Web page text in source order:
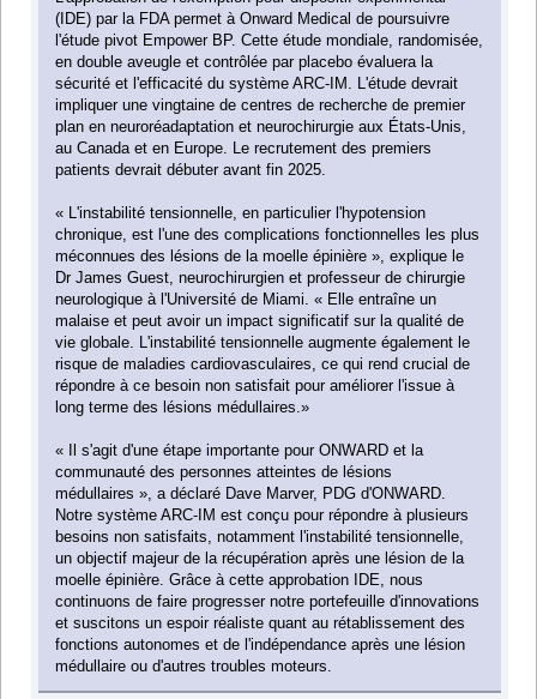
(IDE) par la FDA permet à Onward Medical de poursuivre
l'étude pivot Empower BP. Cette étude mondiale, randomisée,
en double aveugle et contrôlée par placebo évaluera la
sécurité et l'efficacité du système ARC-IM. L'étude devrait
impliquer une vingtaine de centres de recherche de premier
plan en neuroréadaptation et neurochirurgie aux États-Unis,
au Canada et en Europe. Le recrutement des premiers
patients devrait débuter avant fin 2025.
« L'instabilité tensionnelle, en particulier l'hypotension
chronique, est l'une des complications fonctionnelles les plus
méconnues des lésions de la moelle épinière », explique le
Dr James Guest, neurochirurgien et professeur de chirurgie
neurologique à l'Université de Miami. « Elle entraîne un
malaise et peut avoir un impact significatif sur la qualité de
vie globale. L'instabilité tensionnelle augmente également le
risque de maladies cardiovasculaires, ce qui rend crucial de
répondre à ce besoin non satisfait pour améliorer l'issue à
long terme des lésions médullaires.»
« Il s'agit d'une étape importante pour ONWARD et la
communauté des personnes atteintes de lésions
médullaires », a déclaré Dave Marver, PDG d'ONWARD.
Notre système ARC-IM est conçu pour répondre à plusieurs
besoins non satisfaits, notamment l'instabilité tensionnelle,
un objectif majeur de la récupération après une lésion de la
moelle épinière. Grâce à cette approbation IDE, nous
continuons de faire progresser notre portefeuille d'innovations
et suscitons un espoir réaliste quant au rétablissement des
fonctions autonomes et de l'indépendance après une lésion
médullaire ou d'autres troubles moteurs.